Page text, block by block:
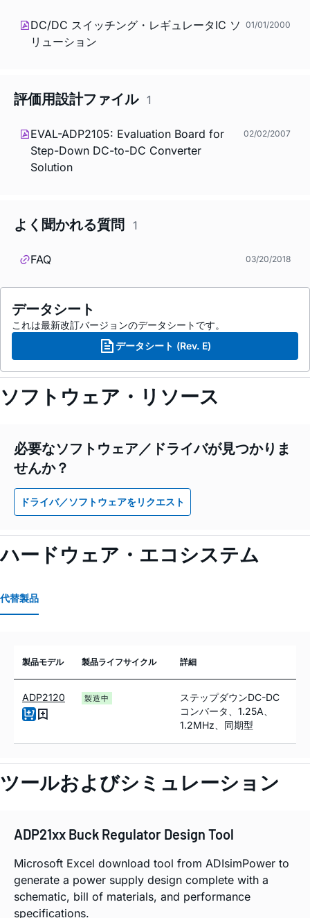
DC/DC スイッチング・レギュレータIC ソ
リューション
01/01/2000
評価用設計ファイル 1
EVAL-ADP2105: Evaluation Board for
Step-Down DC-to-DC Converter
Solution
02/02/2007
よく聞かれる質問 1
FAQ 03/20/2018
データシート
これは最新改訂バージョンのデータシートです。
データシート (Rev. E)
ソフトウェア・リソース
必要なソフトウェア／ドライバが見つかりま
せんか？
ドライバ／ソフトウェアをリクエスト
ハードウェア・エコシステム
代替製品
製品モデル 製品ライフサイクル 詳細
ADP2120 製造中
ステップダウンDC-DC
コンバータ、1.25A、
1.2MHz、同期型
ツールおよびシミュレーション
ADP21xx Buck Regulator Design Tool
Microsoft Excel download tool from ADIsimPower to
generate a power supply design complete with a
schematic, bill of materials, and performance
specifications.